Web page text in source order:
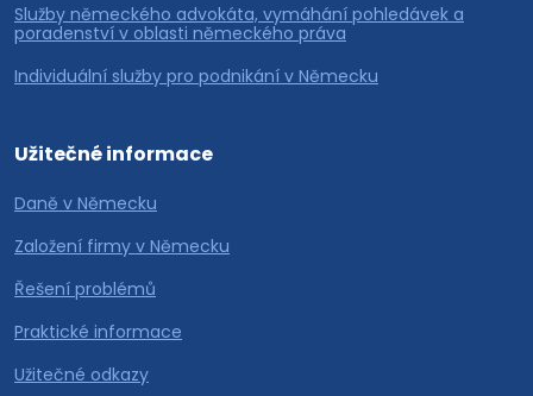
Služby německého advokáta, vymáhání pohledávek a
poradenství v oblasti německého práva
Individuální služby pro podnikání v Německu
Užitečné informace
Daně v Německu
Založení firmy v Německu
Řešení problémů
Praktické informace
Užitečné odkazy